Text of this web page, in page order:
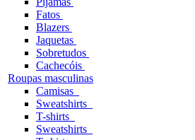
Fatos
Blazers
Jaquetas
Sobretudos
Cachecóis
Roupas masculinas
Camisas
Sweatshirts
T-shirts
Sweatshirts